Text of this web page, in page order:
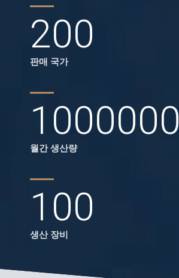
200
판매 국가
1000000
월간 생산량
100
생산 장비